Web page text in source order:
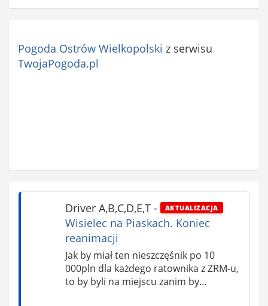
Pogoda Ostrów Wielkopolski z serwisu
TwojaPogoda.pl
Driver A,B,C,D,E,T- AKTUALIZACJA
Wisielec na Piaskach. Koniec
reanimacji
Jak by miał ten nieszczęśnik po 10
000pln dla każdego ratownika z ZRM-u,
to by byli na miejscu zanim by…